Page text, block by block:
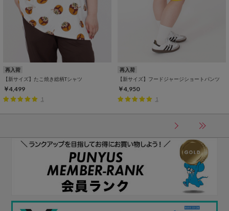
再入荷
【新サイズ】たこ焼き総柄Tシャツ
￥4,499
1
再入荷
【新サイズ】フードジャージショートパンツ
￥4,950
1